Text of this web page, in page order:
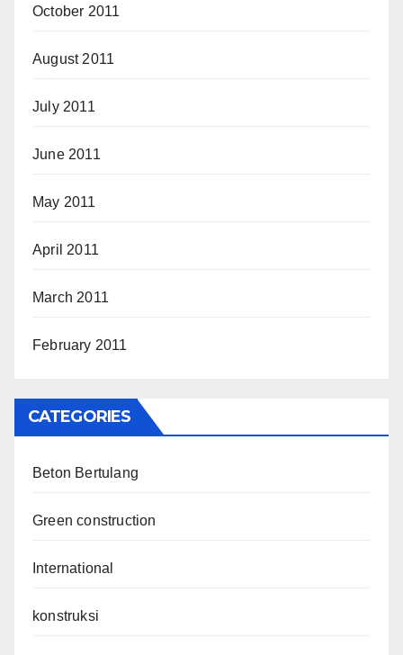
October 2011
August 2011
July 2011
June 2011
May 2011
April 2011
March 2011
February 2011
CATEGORIES
Beton Bertulang
Green construction
International
konstruksi